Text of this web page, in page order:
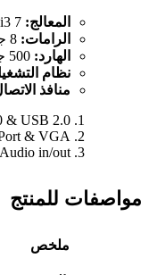
المعالج:
الرامات:
الهارد:
نظام
منافذ
& USB 2.0
& VGA
in/out
مواصفات للمنتج
ملخص